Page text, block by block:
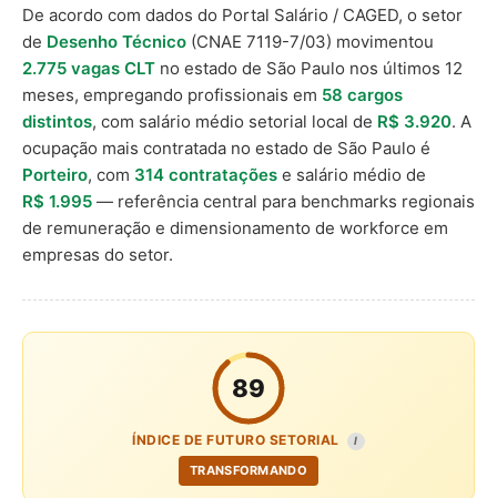
De acordo com dados do Portal Salário / CAGED, o setor
de Desenho Técnico (CNAE 7119-7/03) movimentou
2.775 vagas CLT no estado de São Paulo nos últimos 12
meses, empregando profissionais em 58 cargos
distintos, com salário médio setorial local de R$ 3.920. A
ocupação mais contratada no estado de São Paulo é
Porteiro, com 314 contratações e salário médio de
R$ 1.995 — referência central para benchmarks regionais
de remuneração e dimensionamento de workforce em
empresas do setor.
89
ÍNDICE DE FUTURO SETORIAL I
TRANSFORMANDO